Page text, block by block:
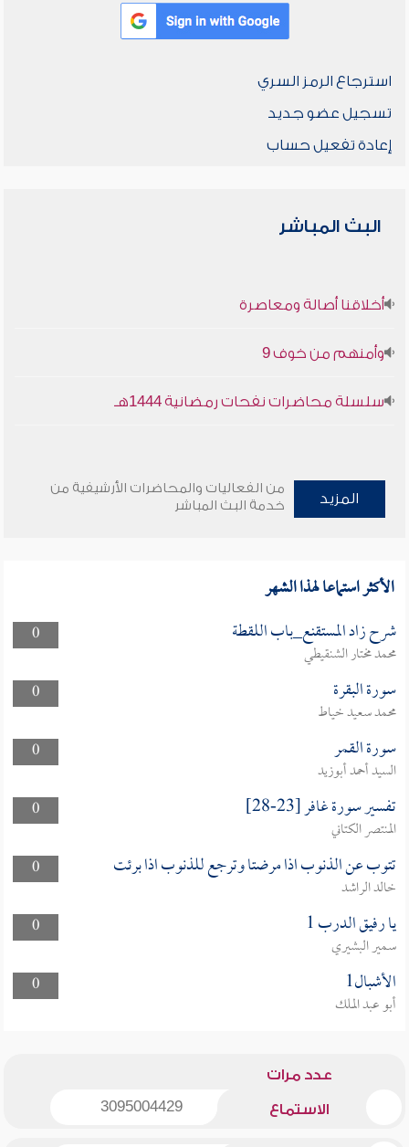
استرجاع الرمز السري
تسجيل عضو جديد
إعادة تفعيل حساب
البث المباشر
أخلاقنا أصالة ومعاصرة
وأمنهم من خوف 9
سلسلة محاضرات نفحات رمضانية 1444هـ
المزيد
من الفعاليات والمحاضرات الأرشيفية من
خدمة البث المباشر
الأكثر استماعا لهذا الشهر
0 شرح زاد المستقنع_باب اللقطة
محمد مختار الشنقيطي
0
سورة البقرة
محمد سعيد خياط
0
سورة القمر
السيد أحمد أبوزيد
0
تفسير سورة غافر [23-28]
المنتصر الكتاني
0
تتوب عن الذنوب اذا مرضتا وترجع للذنوب اذا برئت
خالد الراشد
0
يا رفيق الدرب 1
سمير البشيري
0
الأشبال1
أبو عبد الملك
عدد مرات
الاستماع 3095004429